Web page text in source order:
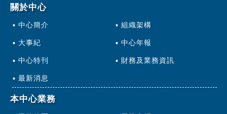
關於中心
中心簡介 組織架構
大事紀 中心年報
中心特刊 財務及業務資訊
最新消息
本中心業務